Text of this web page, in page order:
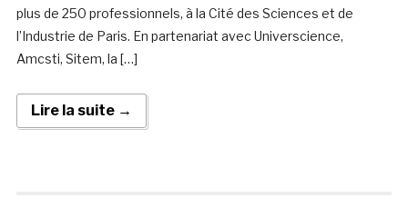
plus de 250 professionnels, à la Cité des Sciences et de
l’Industrie de Paris. En partenariat avec Universcience,
Amcsti, Sitem, la […]
Lire la suite →